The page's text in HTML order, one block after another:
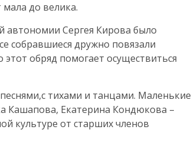
до велика.
автономии Сергея Кирова было
собравшиеся дружно повязали
обряд помогает осуществиться
тихами и танцами. Маленькие
Кашапова, Екатерина Кондюкова –
культуре от старших членов